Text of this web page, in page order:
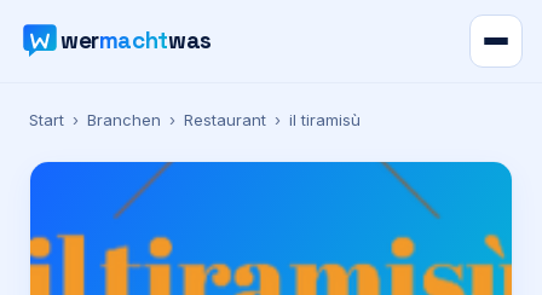
wermachtwas
Verzeichnis
Karte
News
Start › Branchen › Restaurant › il tiramisù